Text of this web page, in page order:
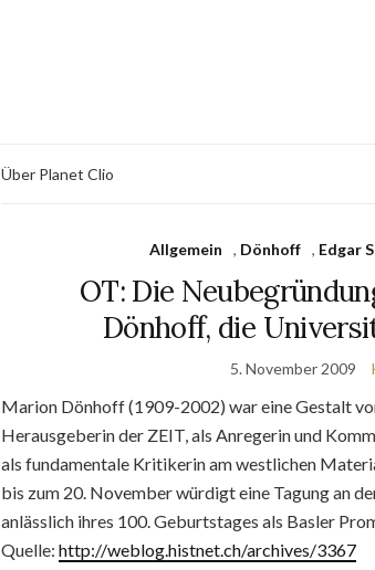
Über Planet Clio
Allgemein , Dönhoff , Edgar
OT: Die
Dönhoff, die
5. November 2009
Marion Dönhoff (1909-2002) war eine Gestalt
Herausgeberin der ZEIT, als Anregerin und
als fundamentale Kritikerin am westlichen
bis zum 20. November würdigt eine Tagung an
anlässlich ihres 100. Geburtstages als Basler
Quelle: http://weblog.histnet.ch/archives/3367